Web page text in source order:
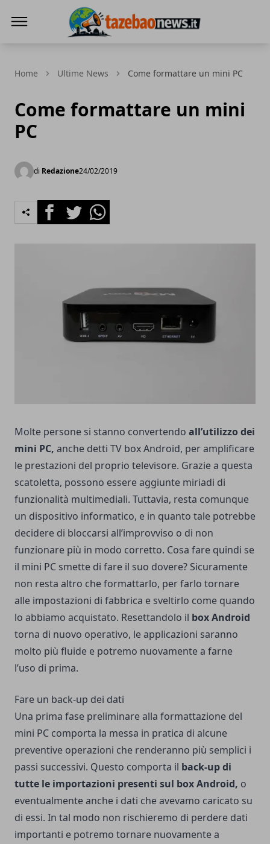
Home Ultime News Come formattare un mini PC
Come formattare un mini
PC
di Redazione24/02/2019
FacebookTwitterWhatsapp
Molte persone si stanno convertendo all’utilizzo dei
mini PC, anche detti TV box Android, per amplificare
le prestazioni del proprio televisore. Grazie a questa
scatoletta, possono essere aggiunte miriadi di
funzionalità multimediali. Tuttavia, resta comunque
un dispositivo informatico, e in quanto tale potrebbe
decidere di bloccarsi all’improvviso o di non
funzionare più in modo corretto. Cosa fare quindi se
il mini PC smette di fare il suo dovere? Sicuramente
non resta altro che formattarlo, per farlo tornare
alle impostazioni di fabbrica e sveltirlo come quando
lo abbiamo acquistato. Resettandolo il box Android
torna di nuovo operativo, le applicazioni saranno
molto più fluide e potremo nuovamente a farne
l’uso di prima.
Fare un back-up dei dati
Una prima fase preliminare alla formattazione del
mini PC comporta la messa in pratica di alcune
preventive operazioni che renderanno più semplici i
passi successivi. Questo comporta il back-up di
tutte le importazioni presenti sul box Android, o
eventualmente anche i dati che avevamo caricato su
di essi. In tal modo non rischieremo di perdere dati
importanti e potremo tornare nuovamente a